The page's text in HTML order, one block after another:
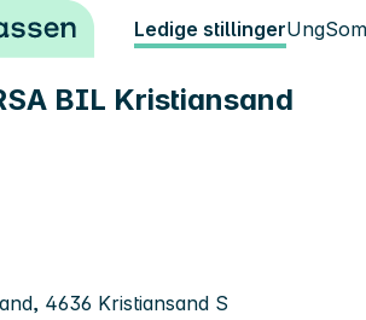
Ledige stillingerUng
BIL Kristiansand
4636 Kristiansand S